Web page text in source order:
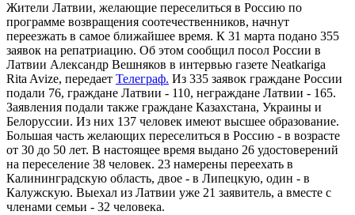
Жители Латвии, желающие переселиться в Россию по
программе возвращения соотечественников, начнут
переезжать в самое ближайшее время. К 31 марта подано 355
заявок на репатриацию. Об этом сообщил посол России в
Латвии Александр Вешняков в интервью газете Neatkariga
Rita Avize, передает Телеграф. Из 335 заявок граждане России
подали 76, граждане Латвии - 110, неграждане Латвии - 165.
Заявления подали также граждане Казахстана, Украины и
Белоруссии. Из них 137 человек имеют высшее образование.
Большая часть желающих переселиться в Россию - в возрасте
от 30 до 50 лет. В настоящее время выдано 26 удостоверений
на переселение 38 человек. 23 намерены переехать в
Калининградскую область, двое - в Липецкую, один - в
Калужскую. Выехал из Латвии уже 21 заявитель, а вместе с
членами семьи - 32 человека.